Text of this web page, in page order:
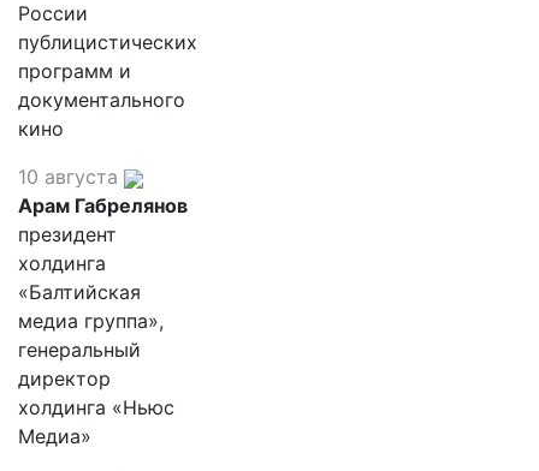
России
публицистических
программ и
документального
кино
10 августа
Арам Габрелянов
президент
холдинга
«Балтийская
медиа группа»,
генеральный
директор
холдинга «Ньюс
Медиа»